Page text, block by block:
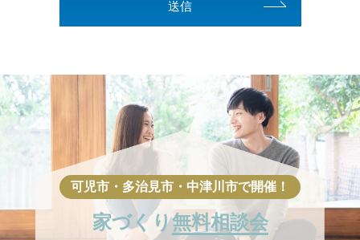
家づくり無料相談会